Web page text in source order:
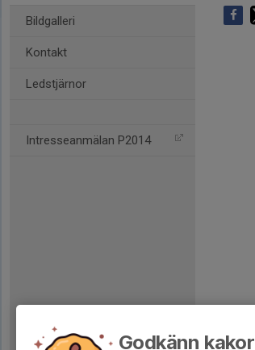
Bildgalleri
Kontakt
Ledstjärnor
Intresseanmälan P2014
Godkänn kakor